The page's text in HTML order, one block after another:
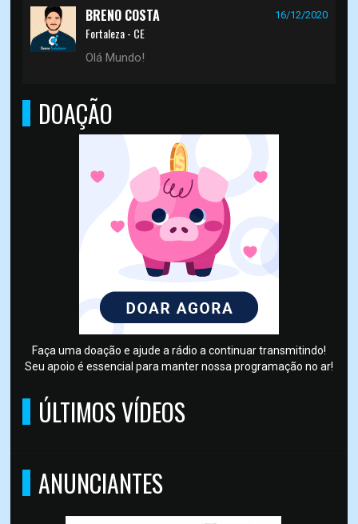
BRENO COSTA 16/12/2020
Fortaleza - CE
Olá Mundo!
DOAÇÃO
Faça uma doação e ajude a rádio a continuar transmitindo!
Seu apoio é essencial para manter nossa programação no ar!
ÚLTIMOS VÍDEOS
ANUNCIANTES